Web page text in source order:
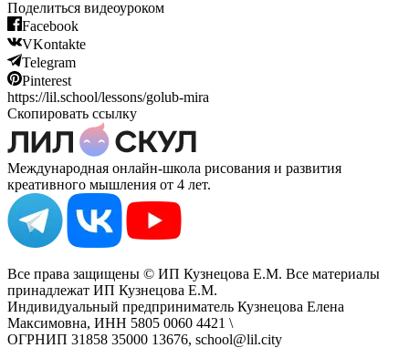
Поделиться видеоуроком
Facebook
VKontakte
Telegram
Pinterest
https://lil.school/lessons/golub-mira
Скопировать ссылку
Международная онлайн-школа рисования и развития
креативного мышления от 4 лет.
Все права защищены © ИП Кузнецова Е.М. Все материалы
принадлежат ИП Кузнецова Е.М.
Индивидуальный предприниматель Кузнецова Елена
Максимовна, ИНН 5805 0060 4421 \
ОГРНИП 31858 35000 13676, school@lil.city